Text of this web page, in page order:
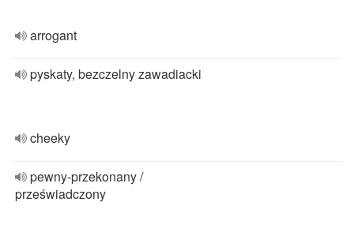
arrogant
pyskaty, bezczelny zawadiacki
cheeky
pewny-przekonany /
przeświadczony